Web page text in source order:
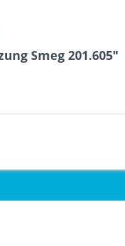
Smeg 201.605"